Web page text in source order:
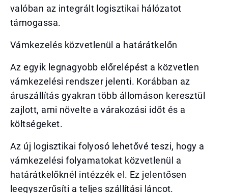
valóban az integrált logisztikai hálózatot
támogassa.
Vámkezelés közvetlenül a határátkelőn
Az egyik legnagyobb előrelépést a közvetlen
vámkezelési rendszer jelenti. Korábban az
áruszállítás gyakran több állomáson keresztül
zajlott, ami növelte a várakozási időt és a
költségeket.
Az új logisztikai folyosó lehetővé teszi, hogy a
vámkezelési folyamatokat közvetlenül a
határátkelőknél intézzék el. Ez jelentősen
leegyszerűsíti a teljes szállítási láncot.